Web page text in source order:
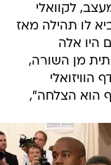
לקוואלי
לו תהילה מאז
היו אלה
מן השורה,
הוויזואלי
הוא הצלחה",